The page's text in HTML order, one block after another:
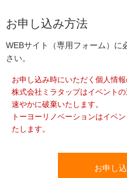
お申し込み方法
WEBサイト（専用フォーム）に
さい。
お申し込み時にいただく個人情
株式会社ミラタップはイベント
速やかに破棄いたします。
トーヨーリノベーションはイベ
たします。
お申し